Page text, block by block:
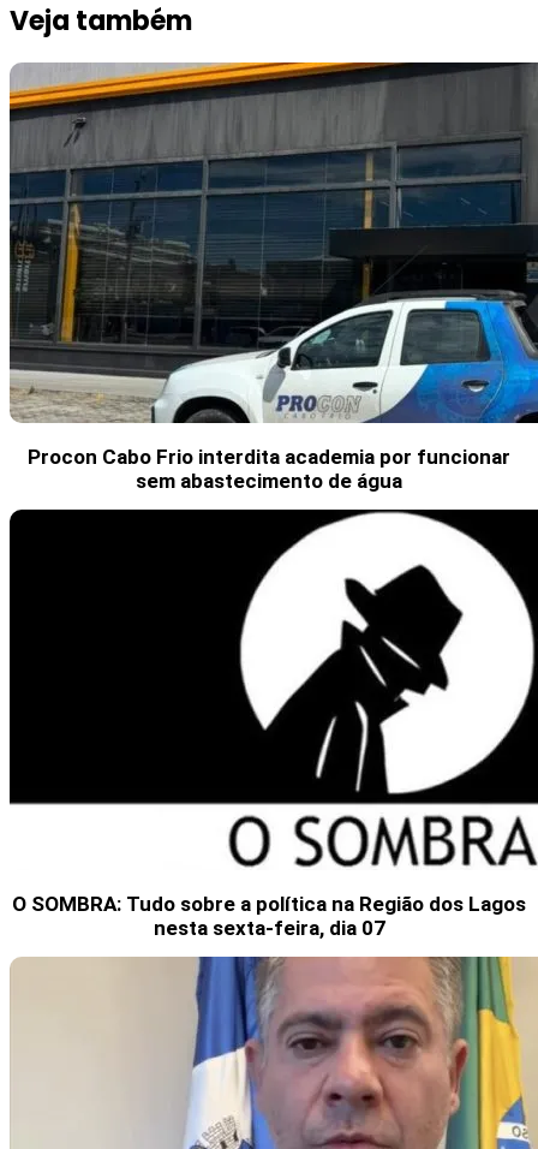
Veja também
Procon Cabo Frio interdita academia por funcionar
sem abastecimento de água
O SOMBRA: Tudo sobre a política na Região dos Lagos
nesta sexta-feira, dia 07